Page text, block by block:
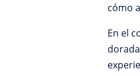
cómo
En el